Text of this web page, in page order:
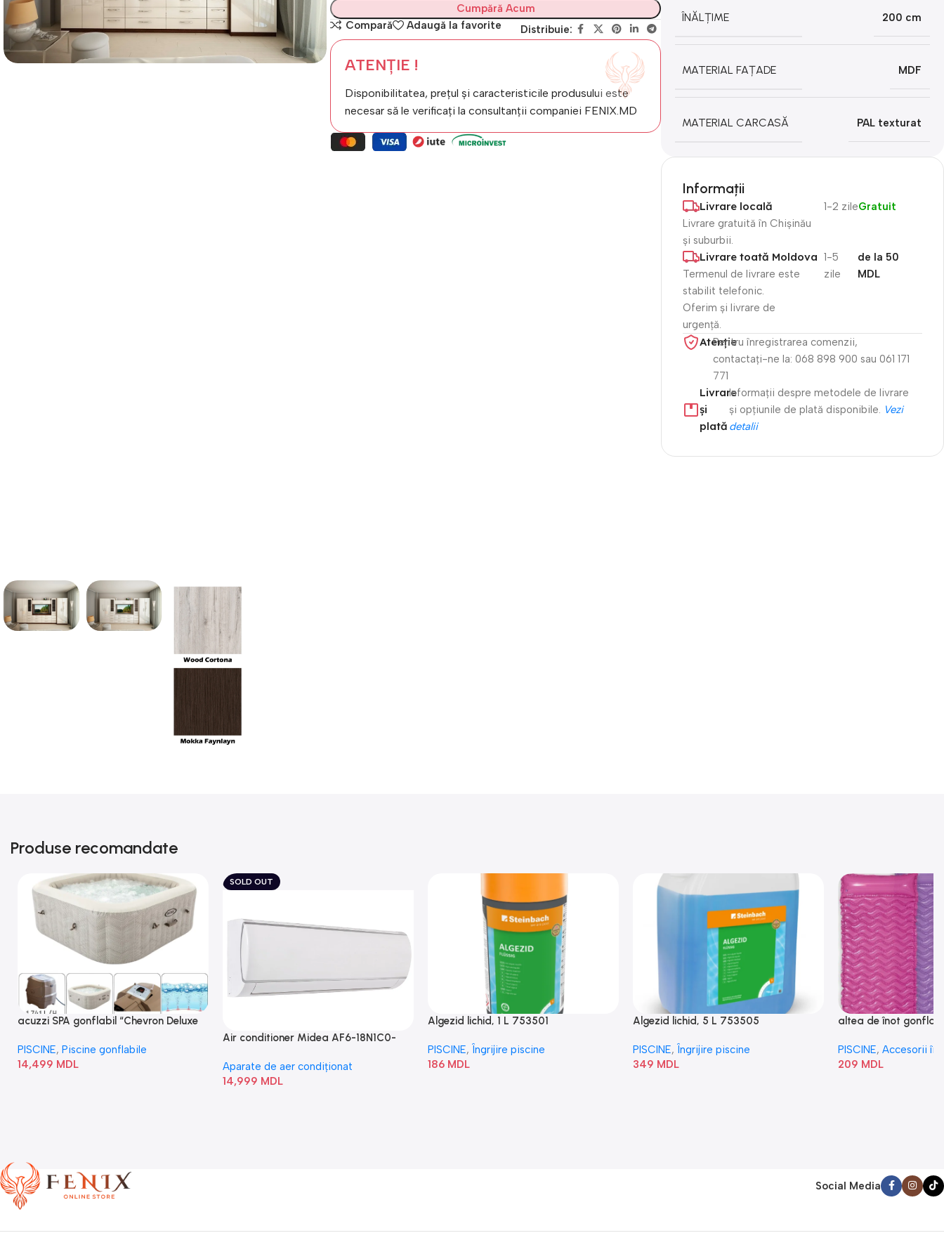
Cumpără Acum
Compară
Adaugă la favorite Distribuie:
ATENȚIE !
Disponibilitatea, prețul și caracteristicile produsului este
necesar să le verificați la consultanții companiei FENIX.MD
ÎNĂLȚIME 200 cm
MATERIAL FAȚADE MDF
MATERIAL CARCASĂ PAL texturat
Informații
Livrare locală
Livrare gratuită în Chișinău
și suburbii.
1-2 zileGratuit
Livrare toată Moldova
Termenul de livrare este
stabilit telefonic.
Oferim și livrare de
urgență.
1-5
zile
de la 50
MDL
Atenție​
Pentru înregistrarea comenzii,
contactați-ne la: 068 898 900 sau 061 171
771
Livrare
și
plată
Informații despre metodele de livrare
și opțiunile de plată disponibile.
Vezi
detalii
Produse recomandate
acuzzi SPA gonflabil “Chevron Deluxe
PISCINE, Piscine gonflabile
14,499 MDL
SOLD OUT
Air conditioner Midea AF6-18N1C0-
Aparate de aer condiționat
14,999 MDL
Algezid lichid, 1 L 753501
PISCINE, Îngrijire piscine
186 MDL
Algezid lichid, 5 L 753505
PISCINE, Îngrijire piscine
349 MDL
altea de înot
PISCINE, Accesorii
209 MDL
Social Media